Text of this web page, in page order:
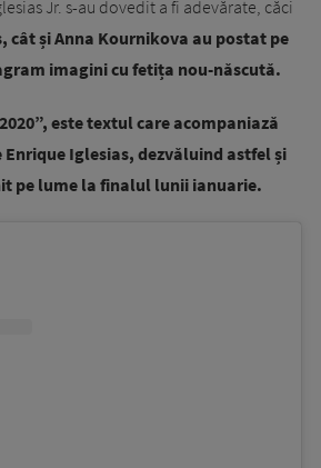
Jr. s-au dovedit a fi adevărate, căci
cât și Anna Kournikova au postat pe
imagini cu fetița nou-născută.
este textul care acompaniază
Iglesias, dezvăluind astfel și
pe lume la finalul lunii ianuarie.